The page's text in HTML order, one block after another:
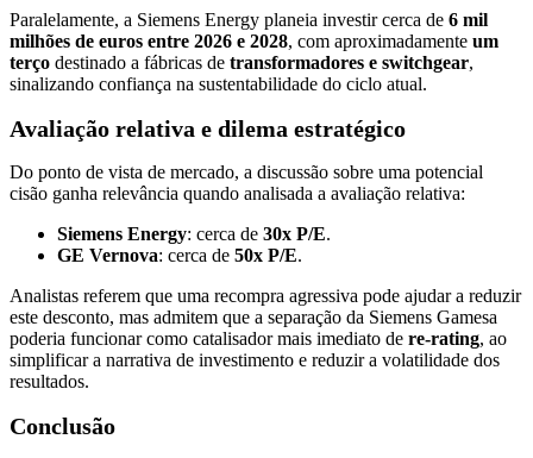
Paralelamente, a Siemens Energy planeia investir cerca de 6 mil
milhões de euros entre 2026 e 2028, com aproximadamente um
terço destinado a fábricas de transformadores e switchgear,
sinalizando confiança na sustentabilidade do ciclo atual.
Avaliação relativa e dilema estratégico
Do ponto de vista de mercado, a discussão sobre uma potencial
cisão ganha relevância quando analisada a avaliação relativa:
Siemens Energy: cerca de 30x P/E.
GE Vernova: cerca de 50x P/E.
Analistas referem que uma recompra agressiva pode ajudar a reduzir
este desconto, mas admitem que a separação da Siemens Gamesa
poderia funcionar como catalisador mais imediato de re-rating, ao
simplificar a narrativa de investimento e reduzir a volatilidade dos
resultados.
Conclusão